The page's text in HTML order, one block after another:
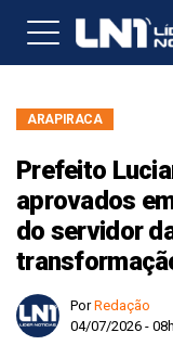
ARAPIRACA
Prefeito
aprovados
do servidor
PorRedação
04/07/2026 -